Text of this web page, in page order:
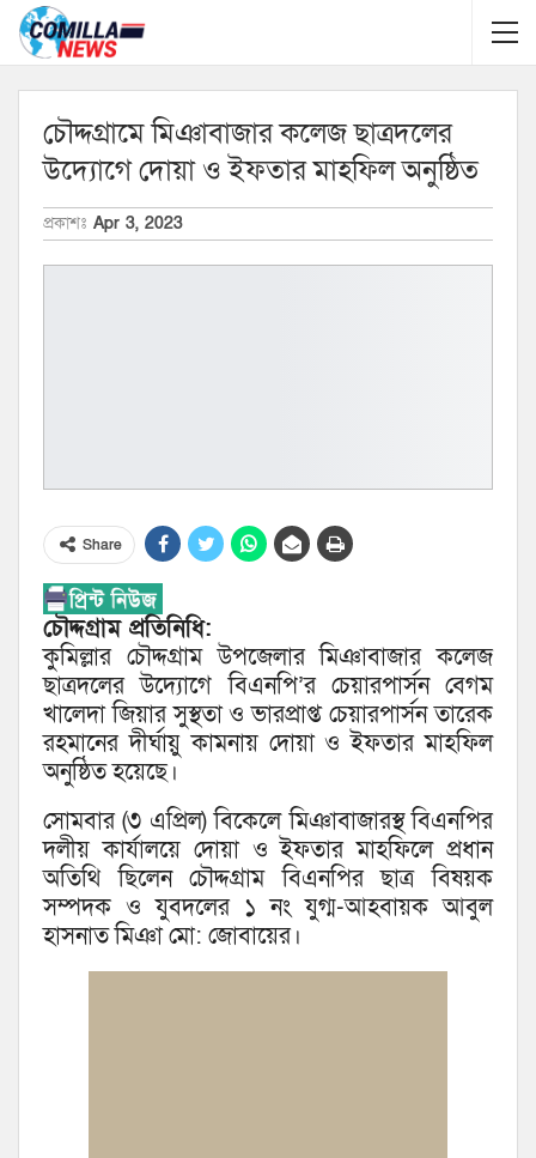
চৌদ্দগ্রামে মিঞাবাজার কলেজ ছাত্রদলের
উদ্যোগে দোয়া ও ইফতার মাহফিল অনুষ্ঠিত
প্রকাশঃ Apr 3, 2023
Share
চৌদ্দগ্রাম প্রতিনিধি:
কুমিল্লার চৌদ্দগ্রাম উপজেলার মিঞাবাজার কলেজ
ছাত্রদলের উদ্যোগে বিএনপি’র চেয়ারপার্সন বেগম
খালেদা জিয়ার সুস্থতা ও ভারপ্রাপ্ত চেয়ারপার্সন তারেক
রহমানের দীর্ঘায়ু কামনায় দোয়া ও ইফতার মাহফিল
অনুষ্ঠিত হয়েছে।
সোমবার (৩ এপ্রিল) বিকেলে মিঞাবাজারস্থ বিএনপির
দলীয় কার্যালয়ে দোয়া ও ইফতার মাহফিলে প্রধান
অতিথি ছিলেন চৌদ্দগ্রাম বিএনপির ছাত্র বিষয়ক
সম্পদক ও যুবদলের ১ নং যুগ্ম-আহবায়ক আবুল
হাসনাত মিঞা মো: জোবায়ের।